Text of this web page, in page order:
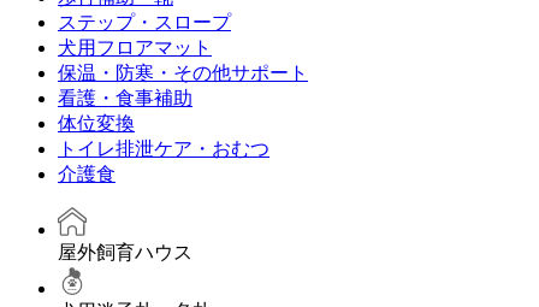
ステップ・スロープ
犬用フロアマット
保温・防寒・その他サポート
看護・食事補助
体位変換
トイレ排泄ケア・おむつ
介護食
屋外飼育ハウス